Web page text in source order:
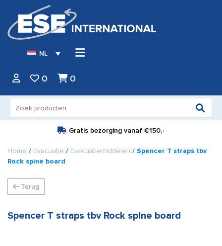
NL
0 0
naar:
Gratis bezorging vanaf €150,-
Home / Evacuatie / Evacuatiemiddelen / Spencer T straps tbv
Rock spine board
Terug
Spencer T straps tbv Rock spine board